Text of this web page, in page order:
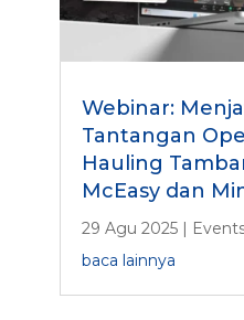
Webinar:
Tantangan
Hauling
McEasy dan
29 Agu 2025 |
baca lainnya